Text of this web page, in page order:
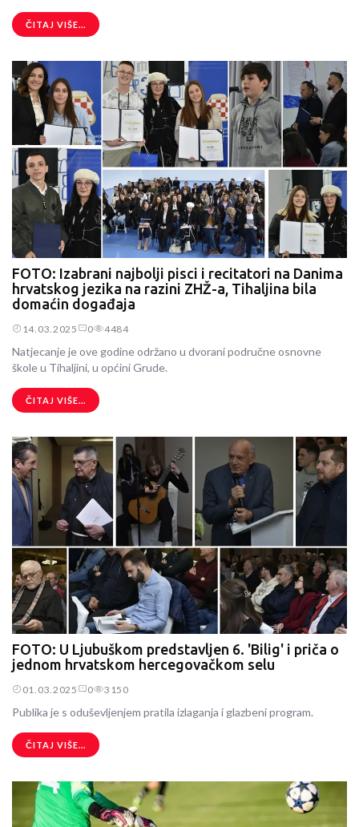
ČITAJ VIŠE...
FOTO: Izabrani najbolji pisci i recitatori na Danima
hrvatskog jezika na razini ZHŽ-a, Tihaljina bila
domaćin događaja
14.03.2025 0 4484
Natjecanje je ove godine održano u dvorani područne osnovne
škole u Tihaljini, u općini Grude.
ČITAJ VIŠE...
FOTO: U Ljubuškom predstavljen 6. 'Bilig' i priča o
jednom hrvatskom hercegovačkom selu
01.03.2025 0 3150
Publika je s oduševljenjem pratila izlaganja i glazbeni program.
ČITAJ VIŠE...